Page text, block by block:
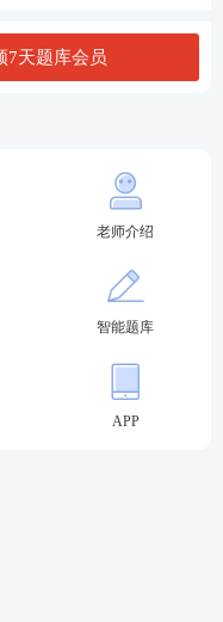
点击登录
体提示填写好个人
则修改，无误则保
7天题库会员
老师介绍
智能题库
APP